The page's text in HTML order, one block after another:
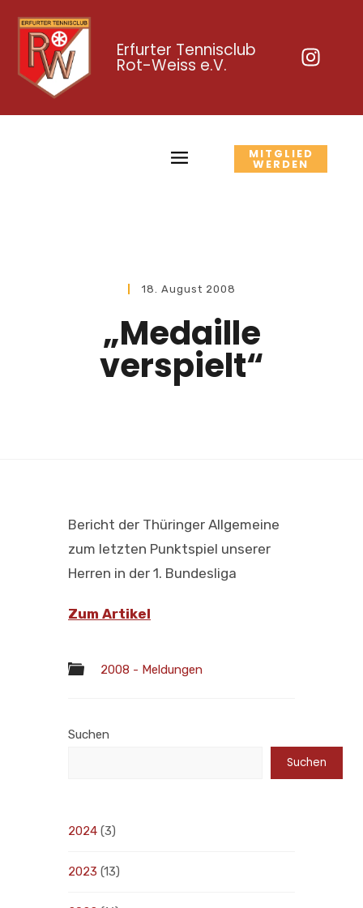
Erfurter Tennisclub
Rot-Weiss e.V.
MITGLIED
WERDEN
18. August 2008
„Medaille
verspielt“
Bericht der Thüringer Allgemeine
zum letzten Punktspiel unserer
Herren in der 1. Bundesliga
Zum Artikel
2008 - Meldungen
Suchen
Suchen
2024 (3)
2023 (13)